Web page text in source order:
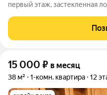
первый этаж, застекленная
22000+ком.услуги, залог
15 000 ₽ в месяц
38 м² 1-комн. квартира 12